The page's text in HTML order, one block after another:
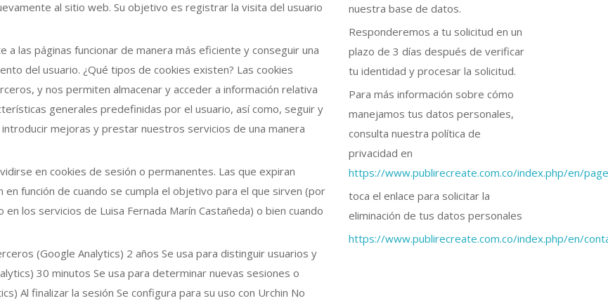
al sitio web. Su objetivo es registrar la visita del usuario
las páginas funcionar de manera más eficiente y conseguir una
del usuario. ¿Qué tipos de cookies existen? Las cookies
y nos permiten almacenar y acceder a información relativa
generales predefinidas por el usuario, así como, seguir y
mejoras y prestar nuestros servicios de una manera
en cookies de sesión o permanentes. Las que expiran
función de cuando se cumpla el objetivo para el que sirven (por
los servicios de Luisa Fernada Marín Castañeda) o bien cuando
(Google Analytics) 2 años Se usa para distinguir usuarios y
30 minutos Se usa para determinar nuevas sesiones o
Al finalizar la sesión Se configura para su uso con Urchin No
nuestra base de datos.
Responderemos a tu solicitud en un
plazo de 3 días después de verificar
tu identidad y procesar la solicitud.
Para más información sobre cómo
manejamos tus datos personales,
consulta nuestra política de
privacidad en
https://www.publirecreate.com.co/index.php/en/
toca el enlace para solicitar la
eliminación de tus datos personales
https://www.publirecreate.com.co/index.php/en/